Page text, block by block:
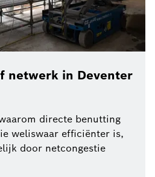
netwerk in Deventer
directe benutting
weliswaar efficiënter is,
door netcongestie